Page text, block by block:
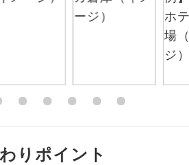
りポイント
全てのお食事が付いていますので、お食
りの音を気にせず、ガイドさんの説明
ーでのお申し込みはでき